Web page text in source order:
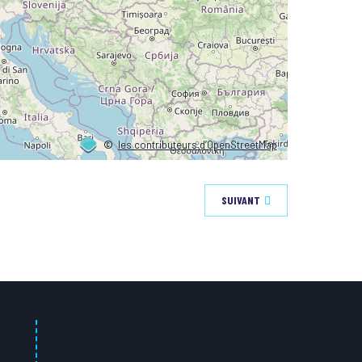
©les contributeurs d’OpenStreetMap
SUIVANT